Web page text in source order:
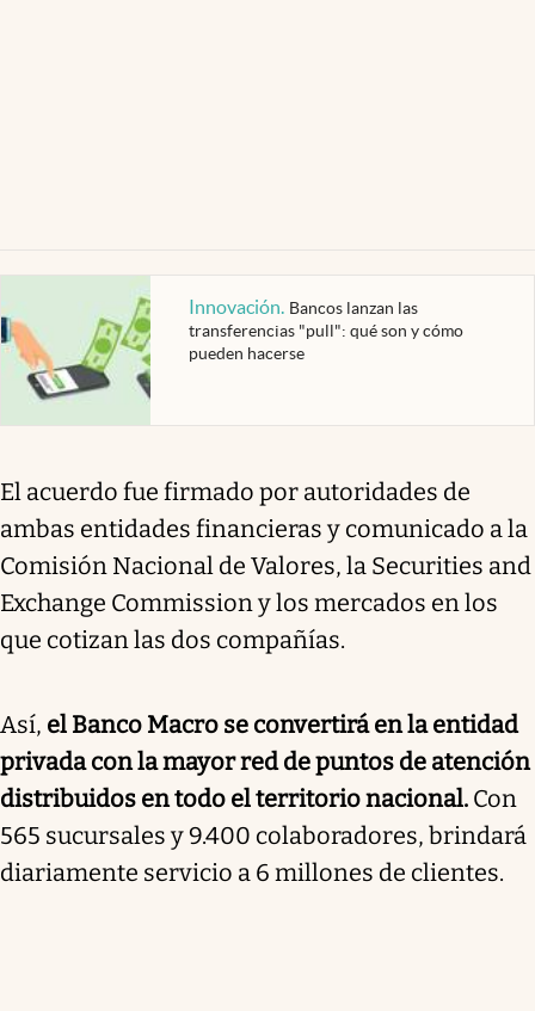
Innovación. Bancos lanzan las
transferencias "pull": qué son y cómo
pueden hacerse
El acuerdo fue firmado por autoridades de
ambas entidades financieras y comunicado a la
Comisión Nacional de Valores, la Securities and
Exchange Commission y los mercados en los
que cotizan las dos compañías.
Así, el Banco Macro se convertirá en la entidad
privada con la mayor red de puntos de atención
distribuidos en todo el territorio nacional. Con
565 sucursales y 9.400 colaboradores, brindará
diariamente servicio a 6 millones de clientes.